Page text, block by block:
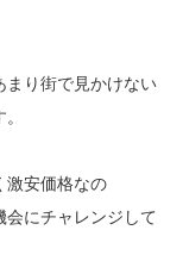
まり街で見かけない
激安価格なの
会にチャレンジして